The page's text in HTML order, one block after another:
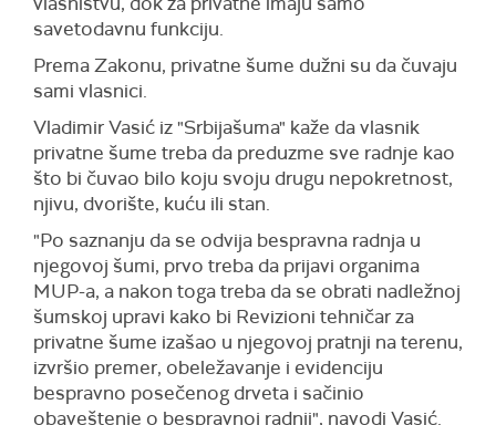
savetodavnu funkciju.
Prema Zakonu, privatne šume dužni su da čuvaju
sami vlasnici.
Vladimir Vasić iz "Srbijašuma" kaže da vlasnik
privatne šume treba da preduzme sve radnje kao
što bi čuvao bilo koju svoju drugu nepokretnost,
njivu, dvorište, kuću ili stan.
"Po saznanju da se odvija bespravna radnja u
njegovoj šumi, prvo treba da prijavi organima
MUP-a, a nakon toga treba da se obrati nadležnoj
šumskoj upravi kako bi Revizioni tehničar za
privatne šume izašao u njegovoj pratnji na terenu,
izvršio premer, obeležavanje i evidenciju
bespravno posečenog drveta i sačinio
obaveštenje o bespravnoj radnji", navodi Vasić.